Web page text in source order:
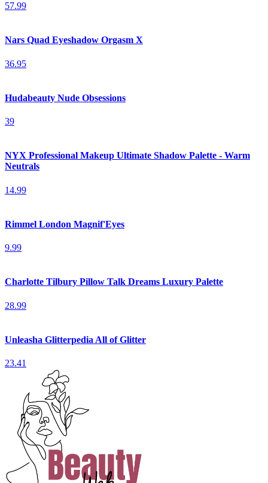
57.99
Nars Quad Eyeshadow Orgasm X
36.95
Hudabeauty Nude Obsessions
39
NYX Professional Makeup Ultimate Shadow Palette - Warm
Neutrals
14.99
Rimmel London Magnif'Eyes
9.99
Charlotte Tilbury Pillow Talk Dreams Luxury Palette
28.99
Unleasha Glitterpedia All of Glitter
23.41